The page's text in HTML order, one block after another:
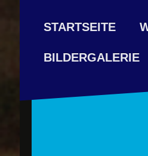
STARTSEITE
BILDERGALERIE